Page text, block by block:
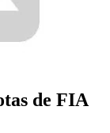
de FIA